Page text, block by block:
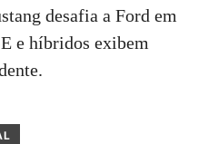
desafia a Ford em
e híbridos exibem